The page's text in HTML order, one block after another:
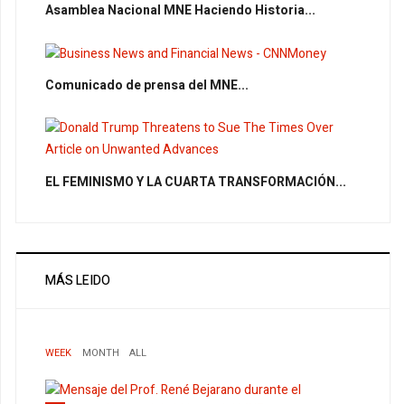
Asamblea Nacional MNE Haciendo Historia...
Comunicado de prensa del MNE...
EL FEMINISMO Y LA CUARTA TRANSFORMACIÓN...
MÁS LEIDO
WEEK MONTH ALL